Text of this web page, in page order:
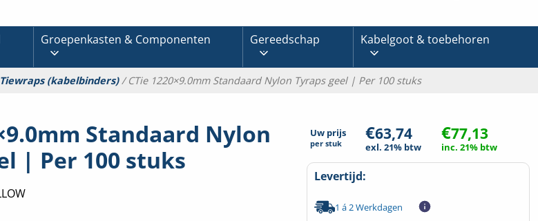
Groepenkasten & Componenten Gereedschap Kabelgoot & toebehoren
Tiewraps (kabelbinders)/ CTie 1220×9.0mm Standaard Nylon Tyraps geel | Per 100 stuks
Standaard Nylon
| Per 100 stuks
Uw prijs
per stuk €63,74
exl. 21% btw
€77,13
inc. 21% btw
Levertijd:
1 á 2 Werkdagen